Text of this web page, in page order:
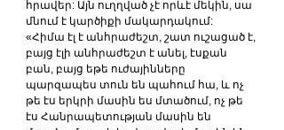
հրավեր: Այն ուղղված չէ որևէ մեկին, սա
մնում է կարծիքի մակարդակում:
«Հիմա էլ է անհրաժեշտ, շատ ուշացած է,
բայց էլի անհրաժեշտ է անել, էսքան
բան, բայց եթե ուժայինները
պարզապես տուն են պահում հա, և ոչ
թե էս երկրի մասին ես մտածում, ոչ թե
էս Հանրապետության մասին են